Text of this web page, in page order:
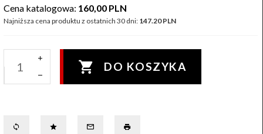
Cena katalogowa: 160,00 PLN
Najniższa cena produktu z ostatnich 30 dni: 147.20 PLN
DO KOSZYKA